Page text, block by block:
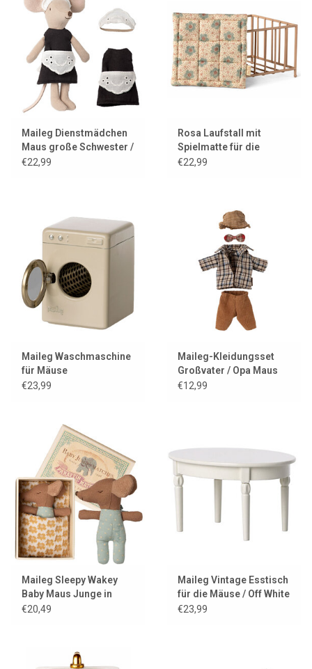
Maileg Dienstmädchen
Maus große Schwester /
Kellnerin
€22,99
Rosa Laufstall mit
Spielmatte für die
Maileg-Babymäuse
€22,99
Maileg Waschmaschine
für Mäuse
€23,99
Maileg-Kleidungsset
Großvater / Opa Maus
€12,99
Maileg Sleepy Wakey
Baby Maus Junge in
Streichholzschachtel
€20,49
Maileg Vintage Esstisch
für die Mäuse / Off White
€23,99